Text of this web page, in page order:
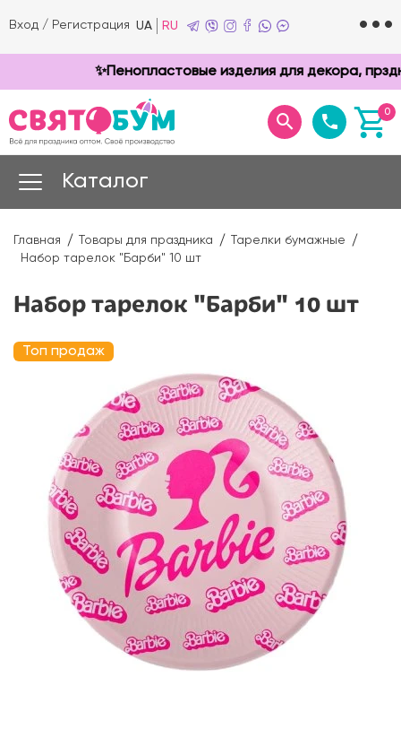
Вход / Регистрация UA RU
✨Пенопластовые изделия для декора,
0
Каталог
Главная Товары для праздника
Тарелки бумажные
Набор тарелок "Барби" 10 шт
Набор тарелок "Барби" 10 шт
Топ продаж